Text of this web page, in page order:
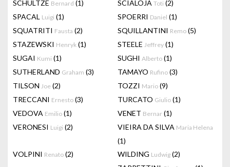
SCHULTZE Bernard (1) SCIALOJA Toti (2)
SPACAL Luigi (1) SPOERRI Daniel (1)
SQUATRITI Fausta (2) SQUILLANTINI Remo (5)
STAZEWSKI Henryk (1) STEELE Jeffrey (1)
SUGAI Kumi (1) SUGHI Alberto (1)
SUTHERLAND Graham (3) TAMAYO Rufino (3)
TILSON Joe (2) TOZZI Mario (9)
TRECCANI Ernesto (3) TURCATO Giulio (1)
VEDOVA Emilio (1) VENET Bernar (1)
VERONESI Luigi (2) VIEIRA DA SILVA Maria Helena
(1)
VOLPINI Renato (2) WILDING Ludwig (2)